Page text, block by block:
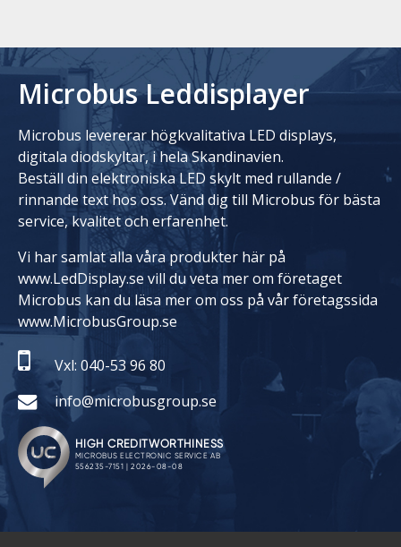
Microbus Leddisplayer
Microbus levererar högkvalitativa LED displays,
digitala diodskyltar, i hela Skandinavien.
Beställ din elektroniska LED skylt med rullande /
rinnande text hos oss. Vänd dig till Microbus för bästa
service, kvalitet och erfarenhet.
Vi har samlat alla våra produkter här på
www.LedDisplay.se vill du veta mer om företaget
Microbus kan du läsa mer om oss på vår företagssida
www.MicrobusGroup.se
Vxl: 040-53 96 80
info@microbusgroup.se